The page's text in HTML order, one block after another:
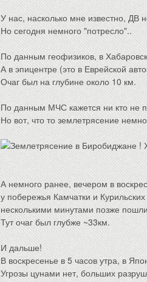
У нас, насколько мне известно, ДВ
Но сегодня немного "потресло"..
По данным геофизиков, в
А в эпицентре (это в Еврейской
Очаг был на глубине около 10 км.
По данным МЧС кажется ни кто не
Но вот, что то землетрясение
А немного ранее, вечером в
у побережья Камчатки и
несколькими минутами позже
Тут очаг был глубже ~33км.
И дальше!
В воскресенье в 5 часов утра, в
Угрозы цунами нет, больших